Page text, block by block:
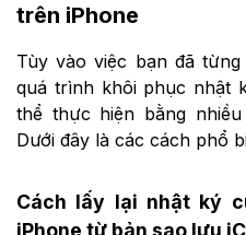
trên iPhone
Tùy vào việc bạn đã
quá trình khôi phục nhật
thể thực hiện bằng
Dưới đây là các cách phổ
Cách lấy lại nhật ký
iPhone từ bản sao lưu